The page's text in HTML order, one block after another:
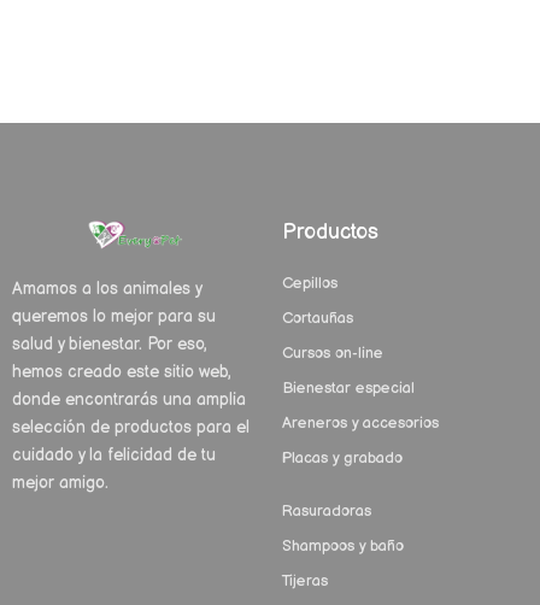
Amamos a los animales y
queremos lo mejor para su
salud y bienestar. Por eso,
hemos creado este sitio web,
donde encontrarás una amplia
selección de productos para el
cuidado y la felicidad de tu
mejor amigo.
Productos
Cepillos
Cortauñas
Cursos on-line
Bienestar especial
Areneros y accesorios
Placas y grabado
Rasuradoras
Shampoos y baño
Tijeras